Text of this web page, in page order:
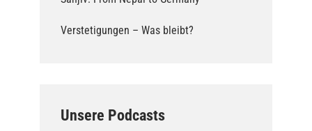
Verstetigungen – Was bleibt?
Unsere Podcasts